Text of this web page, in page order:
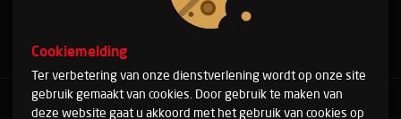
Arduinstraat 20
Cookiemelding
Ter verbetering van onze dienstverlening wordt op onze site
gebruik gemaakt van cookies. Door gebruik te maken van
deze website gaat u akkoord met het gebruik van cookies op